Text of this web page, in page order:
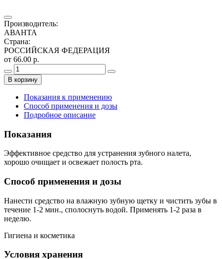
Производитель:
АВАНТА
Страна:
РОССИЙСКАЯ ФЕДЕРАЦИЯ
от 66.00 р.
В корзину
Показания к применению
Способ применения и дозы
Подробное описание
Показания
Эффективное средство для устранения зубного налета,
хорошо очищает и освежает полость рта.
Способ применения и дозы
Нанести средство на влажную зубную щетку и чистить зубы в
течение 1-2 мин., сполоснуть водой. Применять 1-2 раза в
неделю.
Гигиена и косметика
Условия хранения